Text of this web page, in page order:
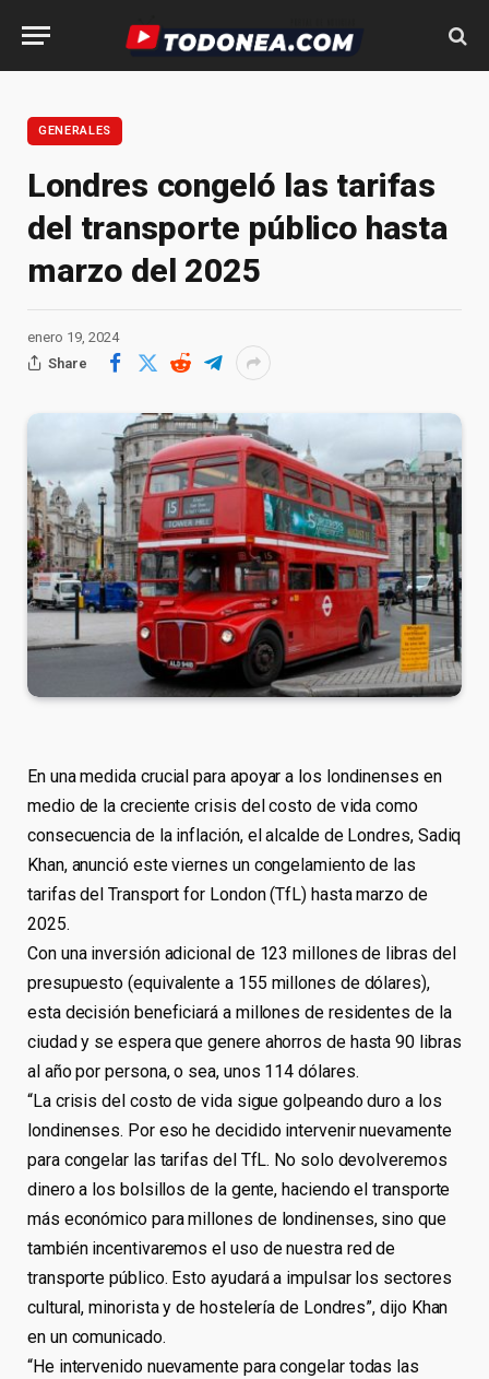
GENERALES
Londres congeló las tarifas
del transporte público hasta
marzo del 2025
enero 19, 2024
Share
En una medida crucial para apoyar a los londinenses en
medio de la creciente crisis del costo de vida como
consecuencia de la inflación, el alcalde de Londres, Sadiq
Khan, anunció este viernes un congelamiento de las
tarifas del Transport for London (TfL) hasta marzo de
2025.
Con una inversión adicional de 123 millones de libras del
presupuesto (equivalente a 155 millones de dólares),
esta decisión beneficiará a millones de residentes de la
ciudad y se espera que genere ahorros de hasta 90 libras
al año por persona, o sea, unos 114 dólares.
“La crisis del costo de vida sigue golpeando duro a los
londinenses. Por eso he decidido intervenir nuevamente
para congelar las tarifas del TfL. No solo devolveremos
dinero a los bolsillos de la gente, haciendo el transporte
más económico para millones de londinenses, sino que
también incentivaremos el uso de nuestra red de
transporte público. Esto ayudará a impulsar los sectores
cultural, minorista y de hostelería de Londres”, dijo Khan
en un comunicado.
“He intervenido nuevamente para congelar todas las